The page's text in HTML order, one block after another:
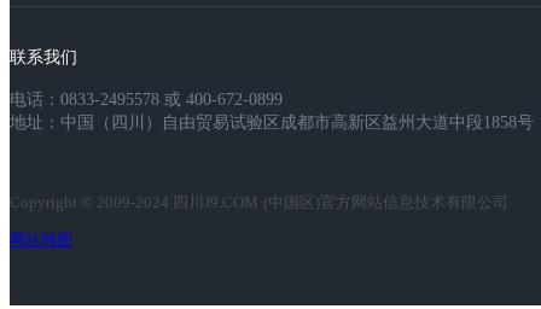
联系我们
电话：0833-2495578 或 400-672-0899
地址：中国（四川）自由贸易试验区成都市高新区益州大道中段1858号
Copyright © 2009-2024 四川J9.COM·(中国区)官方网站信息技术有限公司
网站地图